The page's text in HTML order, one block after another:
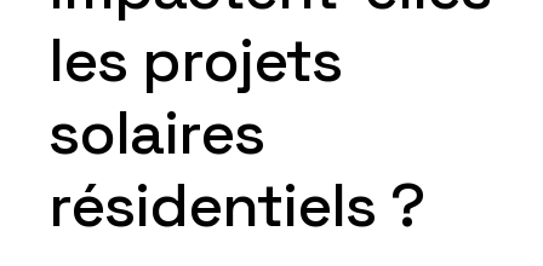
les projets
solaires
résidentiels ?